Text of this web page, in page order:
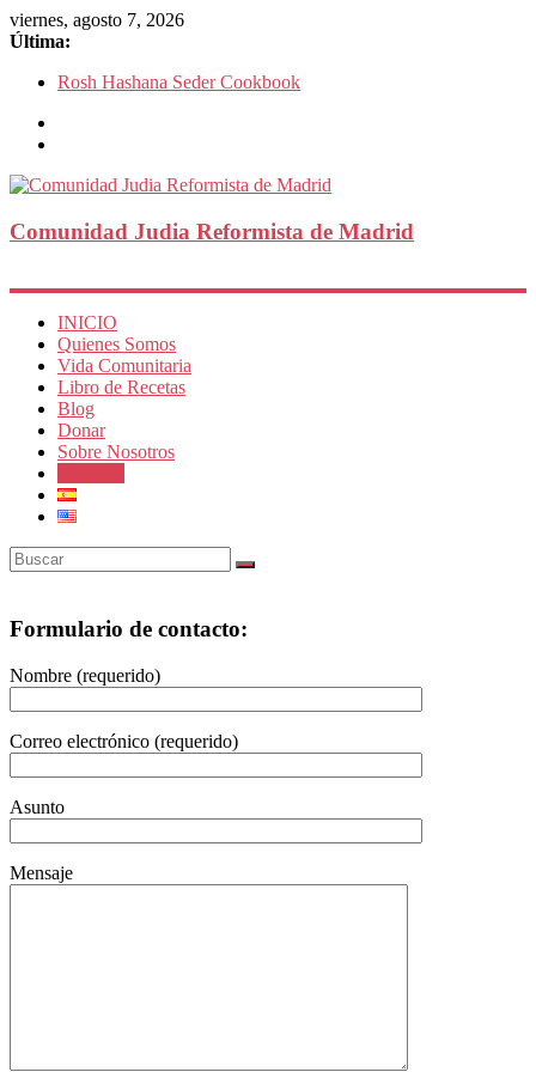
viernes, agosto 7, 2026
Última:
Rosh Hashana Seder Cookbook
Comunidad Judia Reformista de Madrid
INICIO
Quienes Somos
Vida Comunitaria
Libro de Recetas
Blog
Donar
Sobre Nosotros
Formulario de contacto:
Nombre (requerido)
Correo electrónico (requerido)
Asunto
Mensaje